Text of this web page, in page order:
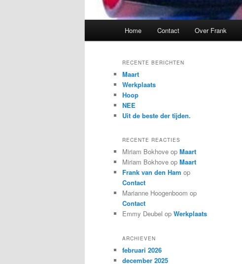
Home Contact Over Frank
RECENTE BERICHTEN
Maart
Werkplaats
Hoop
NEE
Uit de beste der tijden.
RECENTE REACTIES
Miriam Bokhove op Maart
Miriam Bokhove op Maart
Frank van den Ham op
Contact
Marianne Hoogenboom op
Contact
Emmy Deubel op Werkplaats
ARCHIEVEN
februari 2026
december 2025